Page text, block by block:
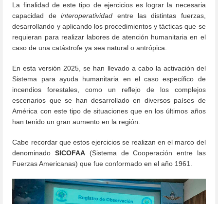
La finalidad de este tipo de ejercicios es lograr la necesaria
capacidad deinteroperatividad entre las distintas fuerzas,
desarrollando y aplicando los procedimientos y tácticas que se
requieran para realizar labores de atención humanitaria en el
caso de una catástrofe ya sea natural o antrópica.
En esta versión 2025, se han llevado a cabo la activación del
Sistema para ayuda humanitaria en el caso específico de
incendios forestales, como un reflejo de los complejos
escenarios que se han desarrollado en diversos países de
América con este tipo de situaciones que en los últimos años
han tenido un gran aumento en la región.
Cabe recordar que estos ejercicios se realizan en el marco del
denominadoSICOFAA (Sistema de Cooperación entre las
Fuerzas Americanas) que fue conformado en el año 1961.